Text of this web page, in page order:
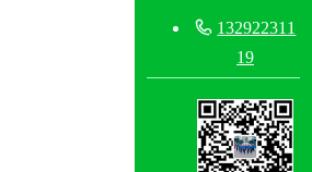
 132922311
19